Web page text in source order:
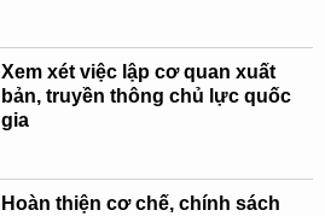
Xem xét việc lập cơ quan xuất
bản, truyền thông chủ lực quốc
gia
Hoàn thiện cơ chế, chính sách